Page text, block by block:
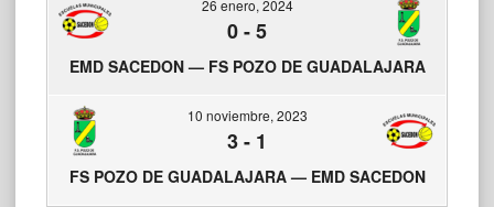
26 enero, 2024
0-5
EMD SACEDON — FS POZO DE GUADALAJARA
10 noviembre, 2023
3- 1
FS POZO DE GUADALAJARA — EMD SACEDON